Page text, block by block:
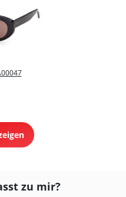
zu mir?